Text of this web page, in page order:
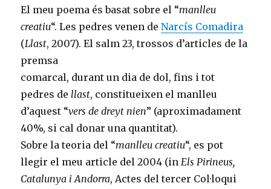
El meu poema és basat sobre el “manlleu
creatiu“. Les pedres venen deNarcís Comadira
(Llast, 2007). El salm 23, trossos d’articles de la
premsa
comarcal, durant un dia de dol, fins i tot
pedres dellast, constitueixen el manlleu
d’aquest “vers de dreyt nien” (aproximadament
40%, si cal donar una quantitat).
Sobre la teoria del “manlleu creatiu“, es pot
llegir el meu article del 2004 (inEls Pirineus,
Catalunya i Andorra, Actes del tercer Col·loqui